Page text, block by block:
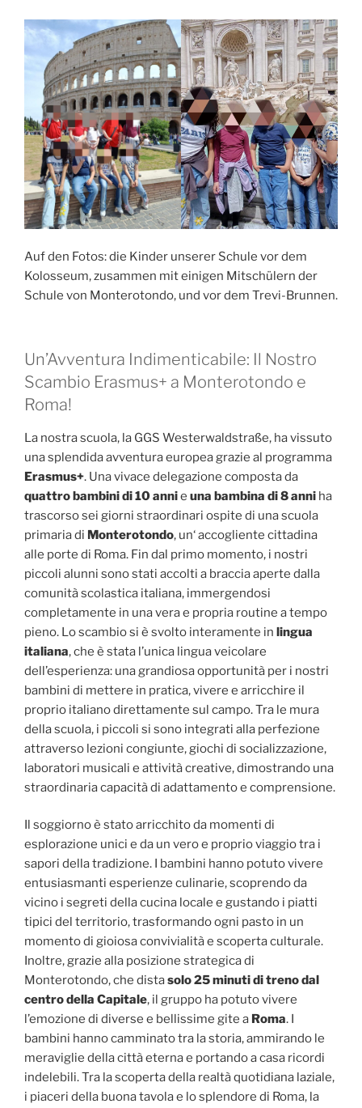
Auf den Fotos: die Kinder unserer Schule vor dem
Kolosseum, zusammen mit einigen Mitschülern der
Schule von Monterotondo, und vor dem Trevi-Brunnen.
Un’Avventura Indimenticabile: Il Nostro
Scambio Erasmus+ a Monterotondo e
Roma!
La nostra scuola, la GGS Westerwaldstraße, ha vissuto
una splendida avventura europea grazie al programma
Erasmus+. Una vivace delegazione composta da
quattro bambini di 10 annie una bambina di 8 anni ha
trascorso sei giorni straordinari ospite di una scuola
primaria di Monterotondo, un‘ accogliente cittadina
alle porte di Roma. Fin dal primo momento, i nostri
piccoli alunni sono stati accolti a braccia aperte dalla
comunità scolastica italiana, immergendosi
completamente in una vera e propria routine a tempo
pieno. Lo scambio si è svolto interamente in lingua
italiana, che è stata l’unica lingua veicolare
dell’esperienza: una grandiosa opportunità per i nostri
bambini di mettere in pratica, vivere e arricchire il
proprio italiano direttamente sul campo. Tra le mura
della scuola, i piccoli si sono integrati alla perfezione
attraverso lezioni congiunte, giochi di socializzazione,
laboratori musicali e attività creative, dimostrando una
straordinaria capacità di adattamento e comprensione.
Il soggiorno è stato arricchito da momenti di
esplorazione unici e da un vero e proprio viaggio tra i
sapori della tradizione. I bambini hanno potuto vivere
entusiasmanti esperienze culinarie, scoprendo da
vicino i segreti della cucina locale e gustando i piatti
tipici del territorio, trasformando ogni pasto in un
momento di gioiosa convivialità e scoperta culturale.
Inoltre, grazie alla posizione strategica di
Monterotondo, che distasolo 25 minuti di treno dal
centro della Capitale, il gruppo ha potuto vivere
l’emozione di diverse e bellissime gite a Roma. I
bambini hanno camminato tra la storia, ammirando le
meraviglie della città eterna e portando a casa ricordi
indelebili. Tra la scoperta della realtà quotidiana laziale,
i piaceri della buona tavola e lo splendore di Roma, la